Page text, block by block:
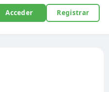
Acceder Registrar